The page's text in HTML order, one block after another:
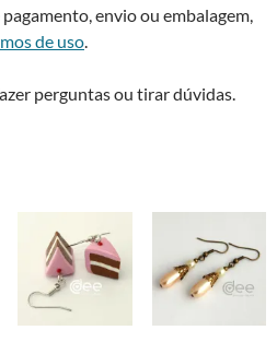
envio ou embalagem,
de uso
perguntas ou tirar dúvidas.